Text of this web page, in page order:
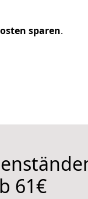
sparen.
61€